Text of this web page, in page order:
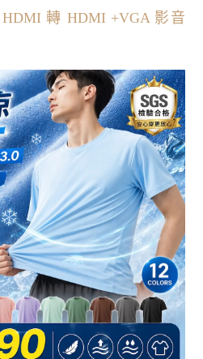
HDMI 轉 HDMI +VGA 影音